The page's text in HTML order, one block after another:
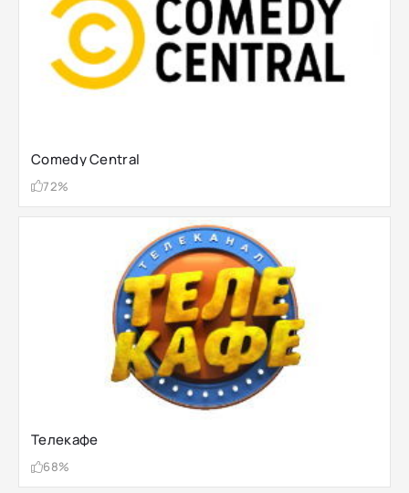
Comedy Central
72%
Телекафе
68%